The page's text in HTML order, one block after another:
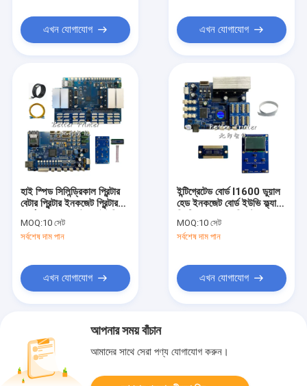
এখন যোগাযোগ এখন যোগাযোগ
হাই স্পিড সিলিন্ড্রিকাল প্রিন্টার
বেটার প্রিন্টার ইনকজেট প্রিন্টার
প্রিন্টার বোতল এবং কাপ শঙ্কু
মুদ্রণ
MOQ:10 সেট
সর্বশেষ দাম পান
এখন যোগাযোগ
ইন্টিগ্রেটেড বোর্ড I1600 ডুয়াল
হেড ইনকজেট বোর্ড ইউভি ফ্ল্যাট
মেটাল প্রিন্টার বোর্ড
MOQ:10 সেট
সর্বশেষ দাম পান
এখন যোগাযোগ
আপনার সময় বাঁচান
আমাদের সাথে সেরা পণ্য যোগাযোগ করুন।